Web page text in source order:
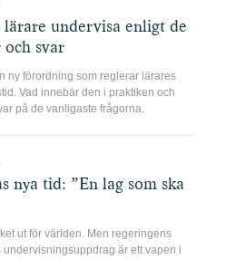
undervisa enligt de
svar
ny förordning som reglerar lärares
Vad innebär den i praktiken och
på de vanligaste frågorna.
nya tid: ”En lag som ska
ut för världen. Men regeringens
är ett vapen i